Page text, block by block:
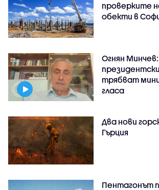
проверките
обекти в
Огнян
трябват
гласа
Два нови
Гърция
Пентагонът